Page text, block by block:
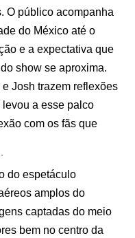
O público acompanha
do México até o
e a expectativa que
show se aproxima.
Josh trazem reflexões
a esse palco
com os fãs que
do espetáculo
amplos do
captadas do meio
bem no centro da